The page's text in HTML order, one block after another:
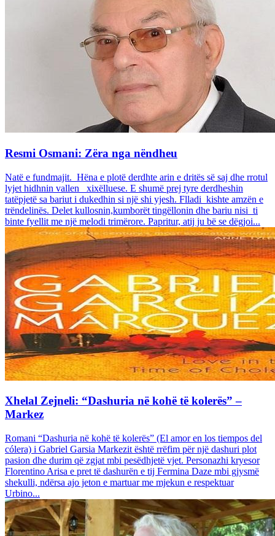
Resmi Osmani: Zëra nga nëndheu
Natë e fundmajit. Hëna e plotë derdhte arin e dritës së saj dhe rrotul
lyjet hidhnin vallen xixëlluese. E shumë prej tyre derdheshin
tatëpjetë sa bariut i dukedhin si një shi yjesh. Flladi kishte amzën e
trëndelinës. Delet kullosnin,kumborët tingëllonin dhe bariu nisi ti
binte fyellit me një melodi trimërore. Papritur, atij ju bë se dëgjoi...
Xhelal Zejneli: “Dashuria në kohë të kolerës” –
Markez
Romani “Dashuria në kohë të kolerës” (El amor en los tiempos del
cólera) i Gabriel Garsia Markezit është rrëfim për një dashuri plot
pasion dhe durim që zgjat mbi pesëdhjetë vjet. Personazhi kryesor
Florentino Arisa e pret të dashurën e tij Fermina Daze mbi gjysmë
shekulli, ndërsa ajo jeton e martuar me mjekun e respektuar
Urbino...